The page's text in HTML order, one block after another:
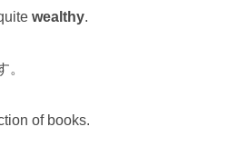
wealthy.
。
of books.